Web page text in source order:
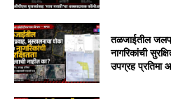
तळजाईतील
नागरिकांची
उपग्रह प्रतिमा